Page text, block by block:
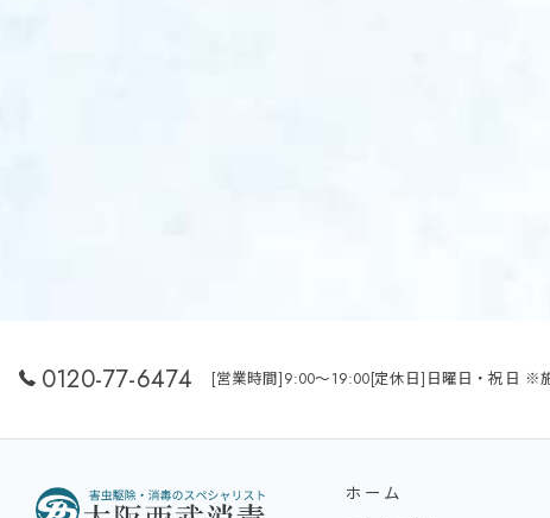
0120-77-6474 [営業時間]9:00～19:00[定休日]日曜日・祝日 ※
ホーム